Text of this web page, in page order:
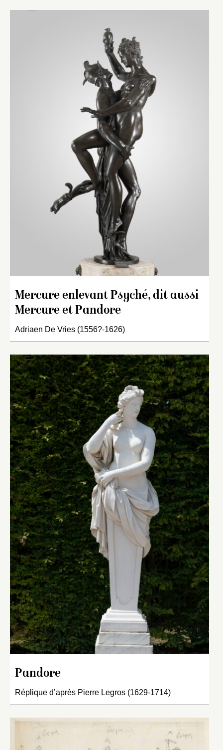
Mercure enlevant Psyché, dit aussi
Mercure et Pandore
Adriaen De Vries (1556?-1626)
Pandore
Réplique d’après Pierre Legros (1629-1714)